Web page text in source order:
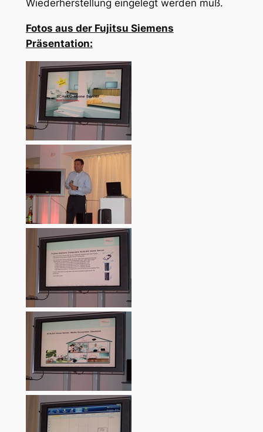
Wiederherstellung eingelegt werden muß.
Fotos aus der Fujitsu Siemens
Präsentation: